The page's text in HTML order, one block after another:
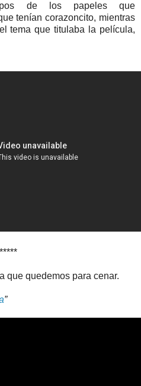
de los papeles que
tenían corazoncito, mientras
tema que titulaba la película,
*****
que quedemos para cenar.
”